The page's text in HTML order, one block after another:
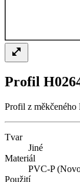
Profil
Profil z měkčeného
Tvar
Jiné
Materiál
PVC-P
Použití